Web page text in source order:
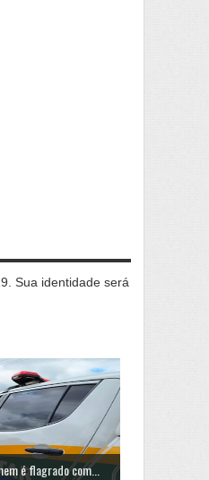
Sua identidade será
é flagrado com...